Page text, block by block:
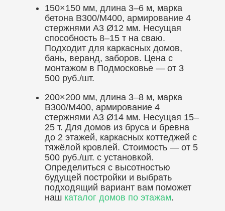
150×150 мм, длина 3–6 м, марка
бетона В300/М400, армирование 4
стержнями А3 Ø12 мм. Несущая
способность 8–15 т на сваю.
Подходит для каркасных домов,
бань, веранд, заборов. Цена с
монтажом в Подмосковье — от 3
500 руб./шт.
200×200 мм, длина 3–8 м, марка
В300/М400, армирование 4
стержнями А3 Ø14 мм. Несущая 15–
25 т. Для домов из бруса и бревна
до 2 этажей, каркасных коттеджей с
тяжёлой кровлей. Стоимость — от 5
500 руб./шт. с установкой.
Определиться с высотностью
будущей постройки и выбрать
подходящий вариант вам поможет
наш каталог домов по этажам.